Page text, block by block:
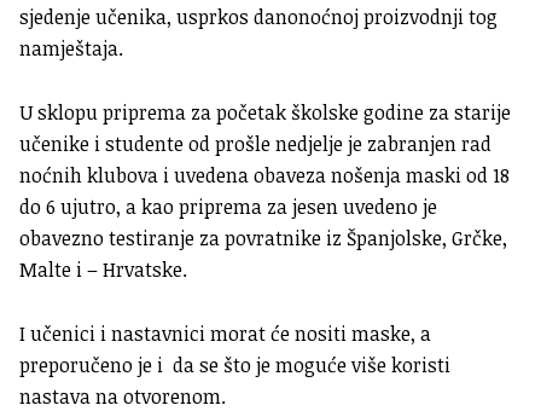
sjedenje učenika, usprkos danonoćnoj proizvodnji tog
namještaja.
U sklopu priprema za početak školske godine za starije
učenike i studente od prošle nedjelje je zabranjen rad
noćnih klubova i uvedena obaveza nošenja maski od 18
do 6 ujutro, a kao priprema za jesen uvedeno je
obavezno testiranje za povratnike iz Španjolske, Grčke,
Malte i – Hrvatske.
I učenici i nastavnici morat će nositi maske, a
preporučeno je i da se što je moguće više koristi
nastava na otvorenom.